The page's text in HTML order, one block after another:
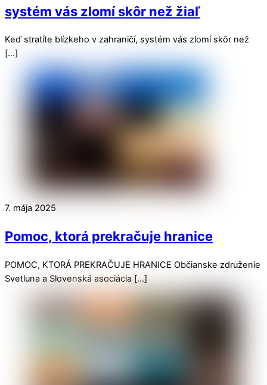
systém vás zlomí skôr než žiaľ
Keď stratíte blízkeho v zahraničí, systém vás zlomí skôr než
[…]
7. mája 2025
Pomoc, ktorá prekračuje hranice
POMOC, KTORÁ PREKRAČUJE HRANICE Občianske združenie
Svetluna a Slovenská asociácia […]